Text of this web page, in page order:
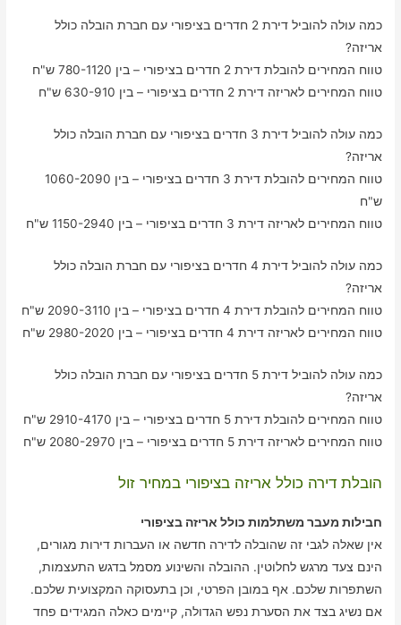
כמה עולה להוביל דירת 2 חדרים בציפורי עם חברת הובלה כולל
אריזה?
טווח המחירים להובלת דירת 2 חדרים בציפורי – בין 780-1120 ש"ח
טווח המחירים לאריזה דירת 2 חדרים בציפורי – בין 630-910 ש"ח
כמה עולה להוביל דירת 3 חדרים בציפורי עם חברת הובלה כולל
אריזה?
טווח המחירים להובלת דירת 3 חדרים בציפורי – בין 1060-2090
ש"ח
טווח המחירים לאריזה דירת 3 חדרים בציפורי – בין 1150-2940 ש"ח
כמה עולה להוביל דירת 4 חדרים בציפורי עם חברת הובלה כולל
אריזה?
טווח המחירים להובלת דירת 4 חדרים בציפורי – בין 2090-3110 ש"ח
טווח המחירים לאריזה דירת 4 חדרים בציפורי – בין 2980-2020 ש"ח
כמה עולה להוביל דירת 5 חדרים בציפורי עם חברת הובלה כולל
אריזה?
טווח המחירים להובלת דירת 5 חדרים בציפורי – בין 2910-4170 ש"ח
טווח המחירים לאריזה דירת 5 חדרים בציפורי – בין 2080-2970 ש"ח
הובלת דירה כולל אריזה בציפורי במחיר זול
חבילות מעבר משתלמות כולל אריזה בציפורי
אין שאלה לגבי זה שהובלה לדירה חדשה או העברות דירות מגורים,
הינם צעד מרגש לחלוטין. ההובלה והשינוע מסמל בדגש התעצמות,
השתפרות שלכם. אף במובן הפרטי, וכן בתעסוקה המקצועית שלכם.
אם נשיג בצד את הסערת נפש הגדולה, קיימים כאלה המגידים פחד